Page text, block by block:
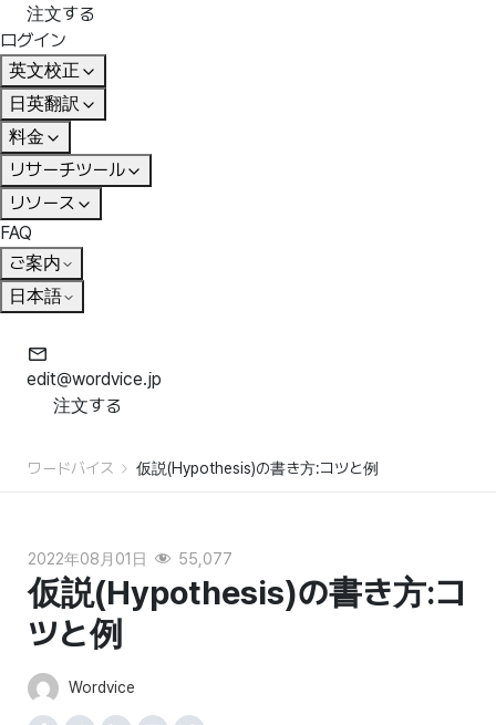
注文する
ログイン
英文校正
日英翻訳
料金
リサーチツール
リソース
FAQ
ご案内
日本語
edit@wordvice.jp
注文する
ワードバイス 仮説(Hypothesis)の書き方:コツと例
2022年08月01日 55,077
仮説(Hypothesis)の書き方:コ
ツと例
Wordvice